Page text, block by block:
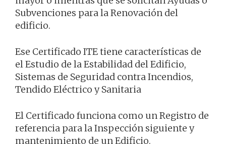
Subvenciones para la Renovación del
edificio.
Ese Certificado ITE tiene características de
el Estudio de la Estabilidad del Edificio,
Sistemas de Seguridad contra Incendios,
Tendido Eléctrico y Sanitaria
El Certificado funciona como un Registro de
referencia para la Inspección siguiente y
mantenimiento de un Edificio.